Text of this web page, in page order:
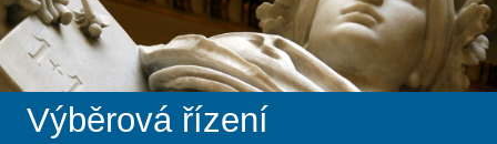
Výběrová řízení